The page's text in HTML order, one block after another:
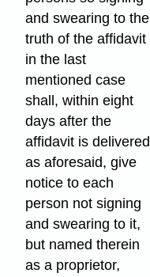
and swearing to the
truth of the affidavit
in the last
mentioned case
shall, within eight
days after the
affidavit is delivered
as aforesaid, give
notice to each
person not signing
and swearing to it,
but named therein
as a proprietor,